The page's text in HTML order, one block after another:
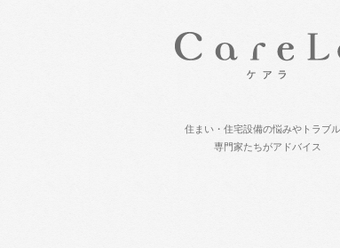
住まい・住宅設備の悩みやトラブ
専門家たちがアドバイス